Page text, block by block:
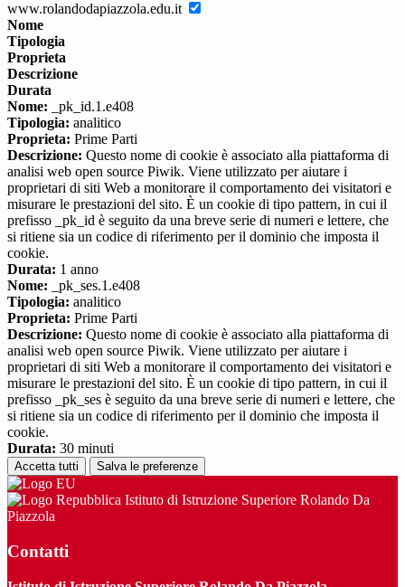
www.rolandodapiazzola.edu.it
Nome
Tipologia
Proprieta
Descrizione
Durata
Nome: _pk_id.1.e408
Tipologia: analitico
Proprieta: Prime Parti
Descrizione: Questo nome di cookie è associato alla piattaforma di
analisi web open source Piwik. Viene utilizzato per aiutare i
proprietari di siti Web a monitorare il comportamento dei visitatori e
misurare le prestazioni del sito. È un cookie di tipo pattern, in cui il
prefisso _pk_id è seguito da una breve serie di numeri e lettere, che
si ritiene sia un codice di riferimento per il dominio che imposta il
cookie.
Durata: 1 anno
Nome: _pk_ses.1.e408
Tipologia: analitico
Proprieta: Prime Parti
Descrizione: Questo nome di cookie è associato alla piattaforma di
analisi web open source Piwik. Viene utilizzato per aiutare i
proprietari di siti Web a monitorare il comportamento dei visitatori e
misurare le prestazioni del sito. È un cookie di tipo pattern, in cui il
prefisso _pk_ses è seguito da una breve serie di numeri e lettere, che
si ritiene sia un codice di riferimento per il dominio che imposta il
cookie.
Durata: 30 minuti
Accetta tutti Salva le preferenze
Istituto di Istruzione Superiore Rolando Da
Piazzola
Contatti